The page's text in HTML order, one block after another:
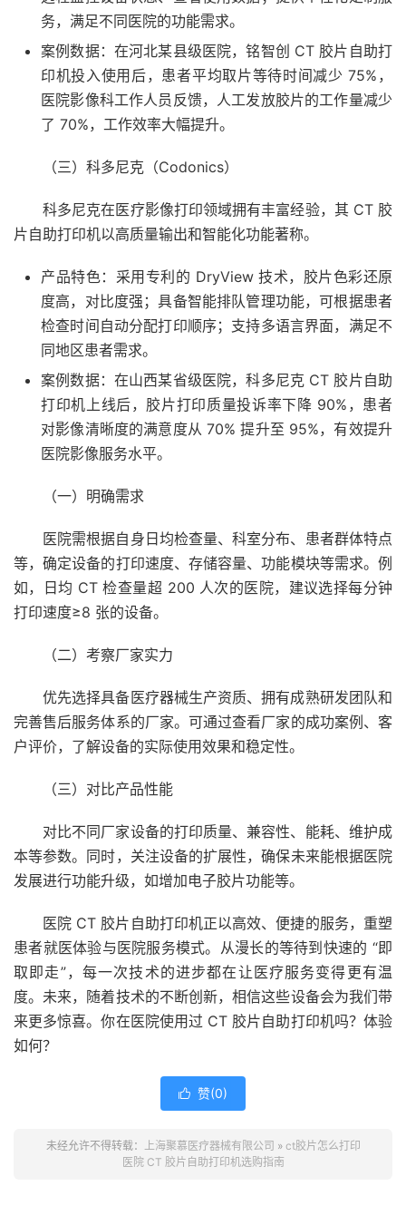
务，满足不同医院的功能需求。
案例数据：在河北某县级医院，铭智创 CT 胶片自助打
印机投入使用后，患者平均取片等待时间减少 75%，
医院影像科工作人员反馈，人工发放胶片的工作量减少
了 70%，工作效率大幅提升。
（三）科多尼克（Codonics）
科多尼克在医疗影像打印领域拥有丰富经验，其 CT 胶
片自助打印机以高质量输出和智能化功能著称。
产品特色：采用专利的 DryView 技术，胶片色彩还原
度高，对比度强；具备智能排队管理功能，可根据患者
检查时间自动分配打印顺序；支持多语言界面，满足不
同地区患者需求。
案例数据：在山西某省级医院，科多尼克 CT 胶片自助
打印机上线后，胶片打印质量投诉率下降 90%，患者
对影像清晰度的满意度从 70% 提升至 95%，有效提升
医院影像服务水平。
（一）明确需求
医院需根据自身日均检查量、科室分布、患者群体特点
等，确定设备的打印速度、存储容量、功能模块等需求。例
如，日均 CT 检查量超 200 人次的医院，建议选择每分钟
打印速度≥8 张的设备。
（二）考察厂家实力
优先选择具备医疗器械生产资质、拥有成熟研发团队和
完善售后服务体系的厂家。可通过查看厂家的成功案例、客
户评价，了解设备的实际使用效果和稳定性。
（三）对比产品性能
对比不同厂家设备的打印质量、兼容性、能耗、维护成
本等参数。同时，关注设备的扩展性，确保未来能根据医院
发展进行功能升级，如增加电子胶片功能等。
医院 CT 胶片自助打印机正以高效、便捷的服务，重塑
患者就医体验与医院服务模式。从漫长的等待到快速的 “即
取即走”，每一次技术的进步都在让医疗服务变得更有温
度。未来，随着技术的不断创新，相信这些设备会为我们带
来更多惊喜。你在医院使用过 CT 胶片自助打印机吗？体验
如何？
 赞(0)
未经允许不得转载： 上海聚慕医疗器械有限公司 » ct胶片怎么打印
医院 CT 胶片自助打印机选购指南